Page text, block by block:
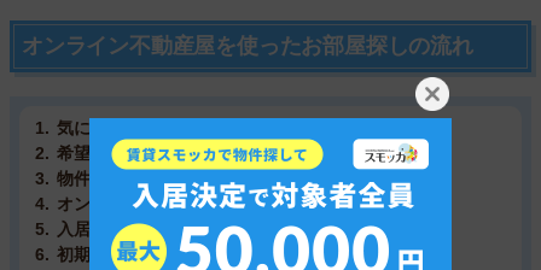
オンライン不動産屋を使ったお部屋探しの流れ
気になる物件の問い合わせ
希望条件のすり合わせ
物件紹介開始
オンラインor現地で内見
入居申込～入居審査
初期費用の支払い